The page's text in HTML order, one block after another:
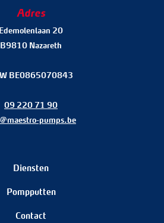
Diensten
Pompputten
Contact
Adres
Edemolenlaan 20
B9810 Nazareth
BE0865070843
09 220 71 90
pumps.be